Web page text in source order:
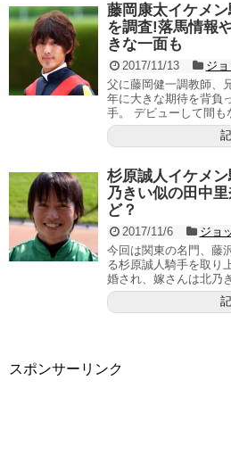
藤岡康太イケメ
を調査!落馬情報
きな一面も
2017/11/13 ジ
父に藤岡健一調教師、
年に大きな期待を背負
手。 デビューして間も
杉原誠人イケメ
乃きい似の田中
ど？
2017/11/6 ジョ
今回は関東の名門、藤
る杉原誠人騎手を取り
婚され、嫁さんは北乃
スポンサーリンク